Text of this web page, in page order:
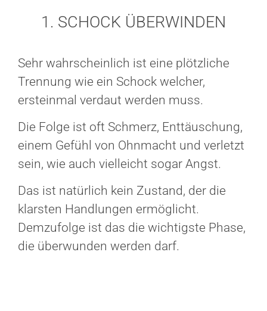
1. SCHOCK ÜBERWINDEN
Sehr wahrscheinlich ist eine plötzliche
Trennung wie ein Schock welcher,
ersteinmal verdaut werden muss.
Die Folge ist oft Schmerz, Enttäuschung,
einem Gefühl von Ohnmacht und verletzt
sein, wie auch vielleicht sogar Angst.
Das ist natürlich kein Zustand, der die
klarsten Handlungen ermöglicht.
Demzufolge ist das die wichtigste Phase,
die überwunden werden darf.